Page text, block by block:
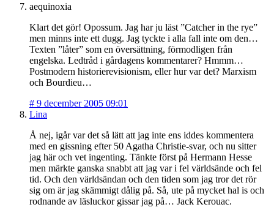
aequinoxia
Klart det gör! Opossum. Jag har ju läst ”Catcher in the rye”
men minns inte ett dugg. Jag tyckte i alla fall inte om den…
Texten ”låter” som en översättning, förmodligen från
engelska. Ledtråd i gårdagens kommentarer? Hmmm…
Postmodern historierevisionism, eller hur var det? Marxism
och Bourdieu…
# 9 december 2005 09:01
Lina
Å nej, igår var det så lätt att jag inte ens iddes kommentera
med en gissning efter 50 Agatha Christie-svar, och nu sitter
jag här och vet ingenting. Tänkte först på Hermann Hesse
men märkte ganska snabbt att jag var i fel världsände och fel
tid. Och den världsändan och den tiden som jag tror det rör
sig om är jag skämmigt dålig på. Så, ute på mycket hal is och
rodnande av läsluckor gissar jag på… Jack Kerouac.